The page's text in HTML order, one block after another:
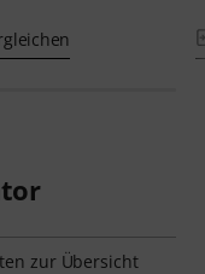
zur Übersicht